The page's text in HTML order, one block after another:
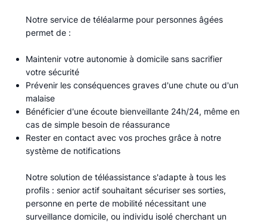
Notre service de téléalarme pour personnes âgées
permet de :​
Maintenir votre autonomie à domicile sans sacrifier
votre sécurité
Prévenir les conséquences graves d'une chute ou d'un
malaise
Bénéficier d'une écoute bienveillante 24h/24, même en
cas de simple besoin de réassurance
Rester en contact avec vos proches grâce à notre
système de notifications
Notre solution de téléassistance s'adapte à tous les
profils : senior actif souhaitant sécuriser ses sorties,
personne en perte de mobilité nécessitant une
surveillance domicile, ou individu isolé cherchant un